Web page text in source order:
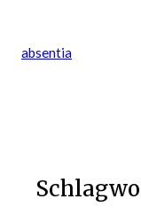
springen
absentia